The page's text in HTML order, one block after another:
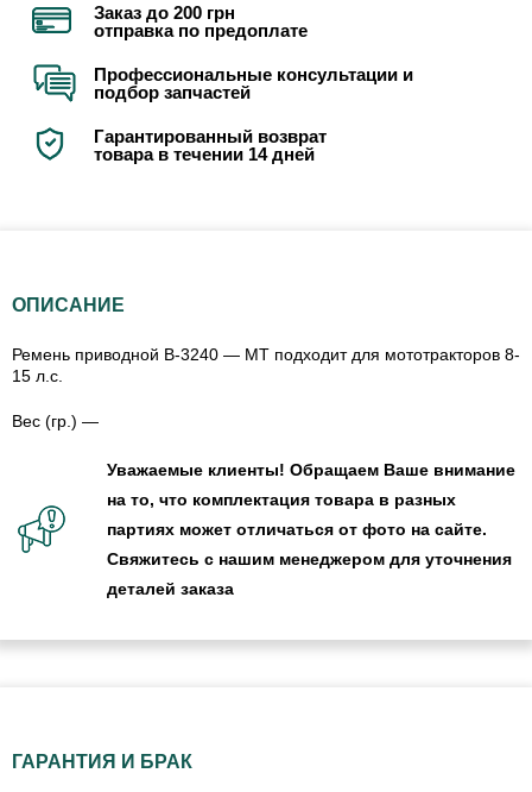
Заказ до 200 грн
отправка по предоплате
Профессиональные консультации и
подбор запчастей
Гарантированный возврат
товара в течении 14 дней
ОПИСАНИЕ
Ремень приводной B-3240 — МТ подходит для мототракторов 8-
15 л.с.
Вес (гр.) —
Уважаемые клиенты! Обращаем Ваше внимание
на то, что комплектация товара в разных
партиях может отличаться от фото на сайте.
Свяжитесь с нашим менеджером для уточнения
деталей заказа
ГАРАНТИЯ И БРАК